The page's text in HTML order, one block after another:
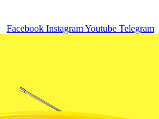
Facebook InstagramYoutube Telegram